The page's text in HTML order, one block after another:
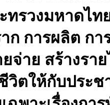
ทรวงมหาดไท
ก การผลิต ก
จ่าย สร้างรา
ตให้กับประช